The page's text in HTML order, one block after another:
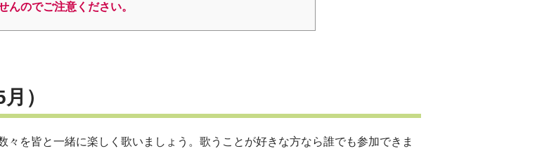
んのでご注意ください。
）
を皆と一緒に楽しく歌いましょう。歌うことが好きな方なら誰でも参加できま